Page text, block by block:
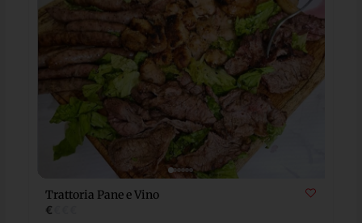
Trattoria Pane e Vino
€